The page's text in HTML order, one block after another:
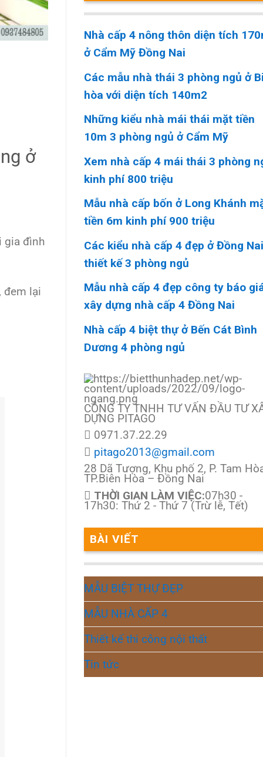
ở
gia đình
đem lại
Nhà cấp 4 nông thôn diện tích
ở Cẩm Mỹ Đồng Nai
Các mẫu nhà thái 3 phòng ngủ ở
hòa với diện tích 140m2
Những kiểu nhà mái thái mặt tiền
10m 3 phòng ngủ ở Cẩm Mỹ
Xem nhà cấp 4 mái thái 3 phòng
kinh phí 800 triệu
Mẫu nhà cấp bốn ở Long Khánh
tiền 6m kinh phí 900 triệu
Các kiểu nhà cấp 4 đẹp ở Đồng Nai
thiết kế 3 phòng ngủ
Mẫu nhà cấp 4 đẹp công ty báo
xây dựng nhà cấp 4 Đồng Nai
Nhà cấp 4 biệt thự ở Bến Cát Bình
Dương 4 phòng ngủ
CÔNG TY TNHH TƯ VẤN ĐẦU TƯ
DỰNG PITAGO
0971.37.22.29
pitago2013@gmail.com
28 Dã Tượng, Khu phố 2, P. Tam
TP.Biên Hòa – Đồng Nai
THỜI GIAN LÀM VIỆC:07h30 -
17h30: Thứ 2 - Thứ 7 (Trừ lễ, Tết)
BÀI VIẾT
MẪU BIỆT THỰ ĐẸP
MẪU NHÀ CẤP 4
Thiết kế thi công nội thất
Tin tức